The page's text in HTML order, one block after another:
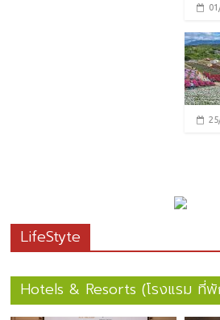
LifeStyte
Hotels & Resorts (โรงแรม ที่